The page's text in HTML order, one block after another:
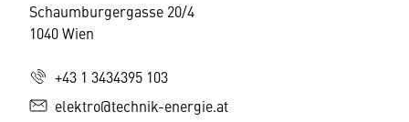
Schaumburgergasse 20/4
1040 Wien
+43 1 3434395 103
elektro@technik-energie.at